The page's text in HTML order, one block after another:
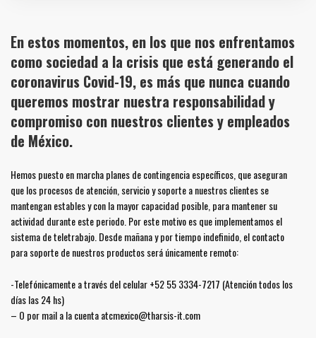
En estos momentos, en los que nos enfrentamos
como sociedad a la crisis que está generando el
coronavirus Covid-19, es más que nunca cuando
queremos mostrar nuestra responsabilidad y
compromiso con nuestros clientes y empleados
de México.
Hemos puesto en marcha planes de contingencia específicos, que aseguran
que los procesos de atención, servicio y soporte a nuestros clientes se
mantengan estables y con la mayor capacidad posible, para mantener su
actividad durante este periodo. Por este motivo es que implementamos el
sistema de teletrabajo. Desde mañana y por tiempo indefinido, el contacto
para soporte de nuestros productos será únicamente remoto:
-Telefónicamente a través del celular +52 55 3334-7217 (Atención todos los
días las 24 hs)
– O por mail a la cuenta atcmexico@tharsis-it.com